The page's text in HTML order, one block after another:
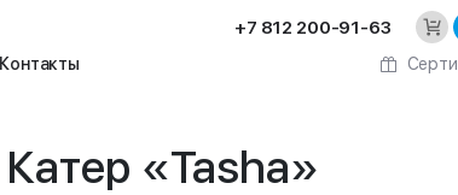
+7 812 200-91-63
Контакты
Катер «Tasha»